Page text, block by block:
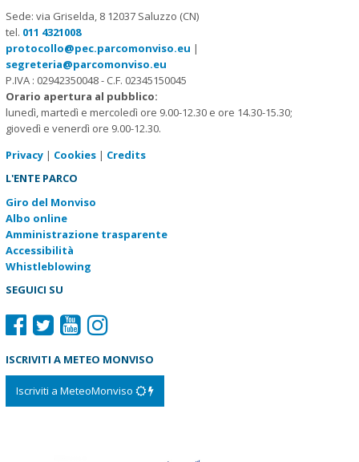
Sede: via Griselda, 8 12037 Saluzzo (CN)
tel. 011 4321008
protocollo@pec.parcomonviso.eu |
segreteria@parcomonviso.eu
P.IVA : 02942350048 - C.F. 02345150045
Orario apertura al pubblico:
lunedì, martedì e mercoledì ore 9.00-12.30 e ore 14.30-15.30;
giovedì e venerdì ore 9.00-12.30.
Privacy| Cookies| Credits
L'ENTE PARCO
Giro del Monviso
Albo online
Amministrazione trasparente
Accessibilità
Whistleblowing
SEGUICI SU
ISCRIVITI A METEO MONVISO
Iscriviti a MeteoMonviso